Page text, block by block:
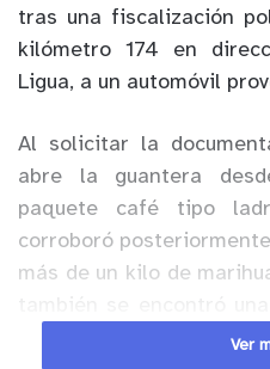
tras una fiscalización
kilómetro 174 en
Ligua, a un automóvil
Al solicitar la
abre la guantera
paquete café tipo
corroboró
más de un kilo de
Ver